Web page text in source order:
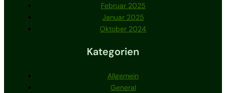
Februar 2025
Januar 2025
Oktober 2024
Kategorien
Allgemein
General